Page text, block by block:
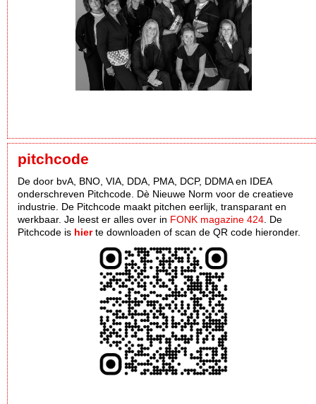
pitchcode
De door bvA, BNO, VIA, DDA, PMA, DCP, DDMA en IDEA
onderschreven Pitchcode. Dè Nieuwe Norm voor de creatieve
industrie. De Pitchcode maakt pitchen eerlijk, transparant en
werkbaar. Je leest er alles over in FONK magazine 424. De
Pitchcode is hierte downloaden of scan de QR code hieronder.